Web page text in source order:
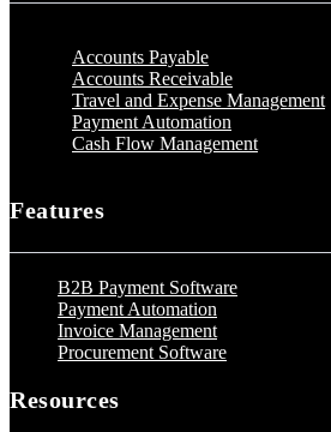
Accounts Payable
Accounts Receivable
Travel and Expense Management
Payment Automation
Cash Flow Management
Features
B2B Payment Software
Payment Automation
Invoice Management
Procurement Software
Resources